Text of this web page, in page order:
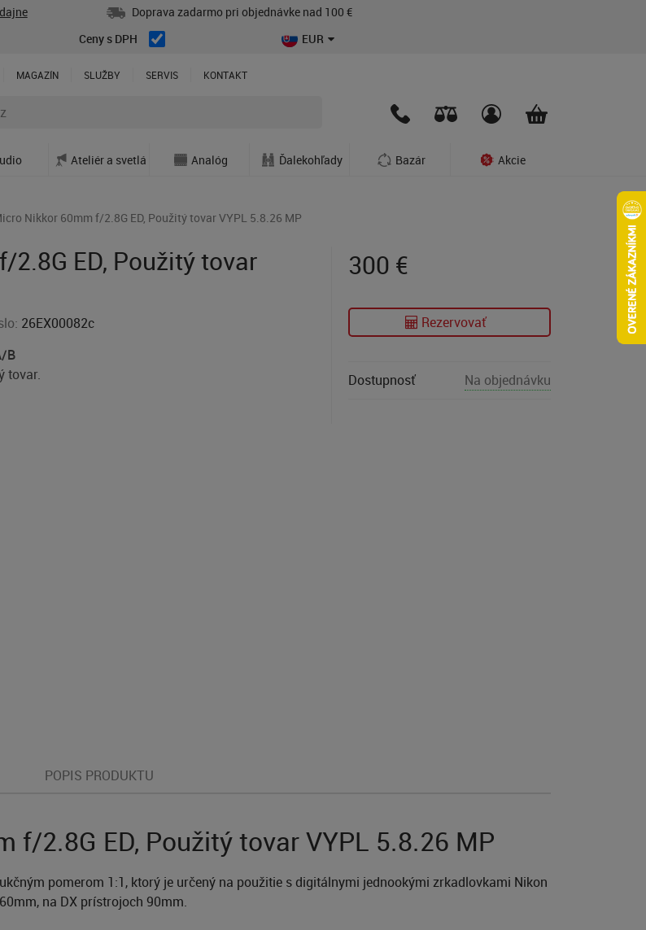
Doprava zadarmo pri objednávke nad 100 €
Ceny s DPH
EUR
MAGAZÍN SLUŽBY SERVIS KONTAKT
Ateliér a svetlá Analóg Ďalekohľady Bazár Akcie
Nikkor 60mm f/2.8G ED, Použitý tovar VYPL 5.8.26 MP
ED, Použitý tovar
26EX00082c
B
tovar.
300 €
Rezervovať
Dostupnosť Na objednávku
POPIS PRODUKTU
f/2.8G ED, Použitý tovar VYPL 5.8.26 MP
pomerom 1:1, ktorý je určený na použitie s digitálnymi jednookými zrkadlovkami Nikon
na DX prístrojoch 90mm.